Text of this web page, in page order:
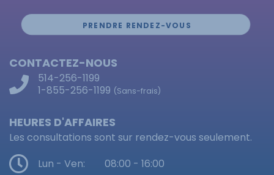
PRENDRE RENDEZ-VOUS
CONTACTEZ-NOUS
514-256-1199
1-855-256-1199 (Sans-frais)
HEURES D'AFFAIRES
Les consultations sont sur rendez-vous seulement.
Lun - Ven:
08:00 - 16:00